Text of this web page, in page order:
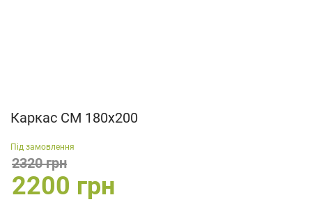
Каркас СМ 180х200
Під замовлення
2200 грн
2320 грн